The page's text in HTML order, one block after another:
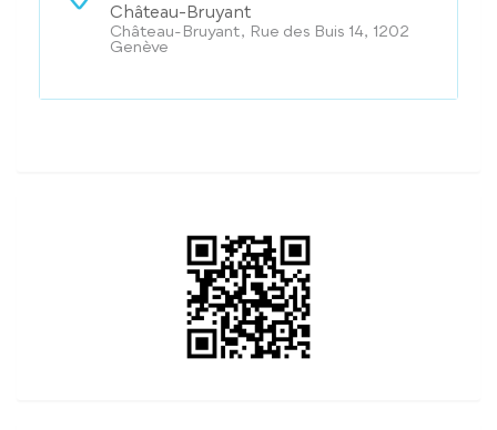
Château-Bruyant
Château-Bruyant, Rue des Buis 14, 1202
Genève